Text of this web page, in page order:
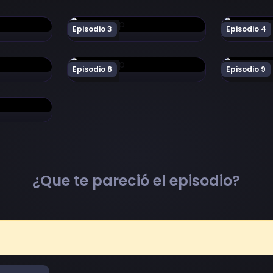
Episodio 2Episodio 3
Ver Ai Yori Aoshi ~Enishi~ Episodio 3Episodio 4
Ver Ai Yori
Episodio 7Episodio 8
Ver Ai Yori Aoshi ~Enishi~ Episodio 8Episodio 9
Ver Ai Yori
Episodio 12
¿Que te pareció el episodio?